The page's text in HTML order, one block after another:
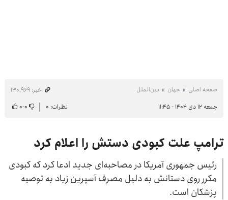
صفحه اصلی جهان بین‌الملل
خبر: ۱۳۰٬۹۶۹
جمعه ۱۲ دی ۱۴۰۴ - ۱۱:۴۵
نظرات: ۰ ۰-۰
ترامپ علت کبودی دستش را اعلام کرد
رئیس جمهوری آمریکا در مصاحبه‌ای جدید ادعا کرد که کبودی
مکرر روی دستانش به دلیل مصرف آسپرین زیاد به توصیه
پزشکان است.